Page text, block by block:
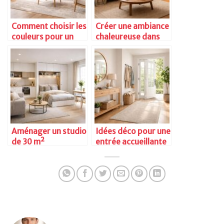
Comment choisir les
couleurs pour un
salon
Créer une ambiance
chaleureuse dans
son séjour
Aménager un studio
de 30 m²
Idées déco pour une
entrée accueillante